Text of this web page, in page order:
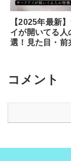
【2025年最新
イが開いてる人
選！見た目・前
コメント